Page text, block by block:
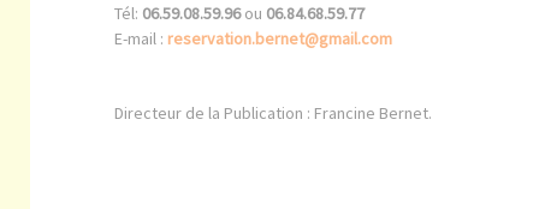
Tél: 06.59.08.59.96ou 06.84.68.59.77
E-mail : reservation.bernet@gmail.com
Directeur de la Publication : Francine Bernet.